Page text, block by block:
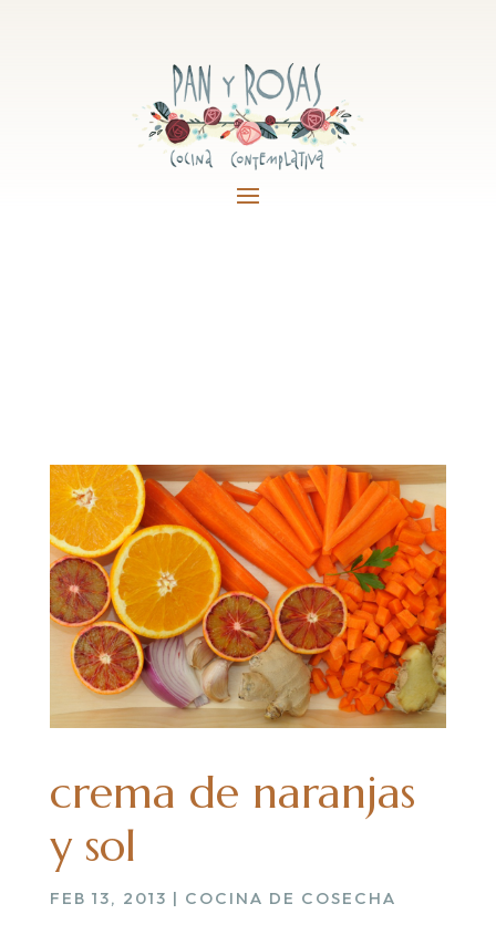
crema de naranjas
y sol
FEB 13, 2013 | COCINA DE COSECHA